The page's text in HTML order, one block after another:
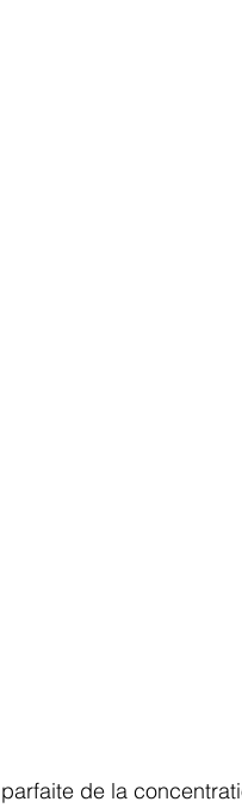
parfaite de la